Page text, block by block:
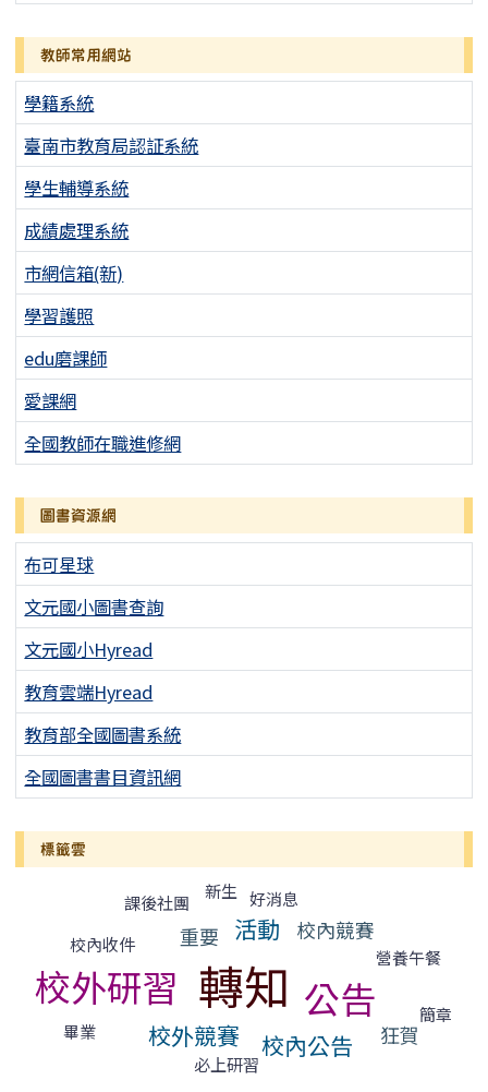
教師常用網站
學籍系統
臺南市教育局認証系統
學生輔導系統
成績處理系統
市網信箱(新)
學習護照
edu磨課師
愛課網
全國教師在職進修網
圖書資源網
布可星球
文元國小圖書查詢
文元國小Hyread
教育雲端Hyread
教育部全國圖書系統
全國圖書書目資訊網
標籤雲
課後社團
新生 好消息
校內收件 重要 活動 校內競賽
校外研習 轉知 營養午餐
公告
畢業 校外競賽 校內公告 狂賀
簡章
必上研習